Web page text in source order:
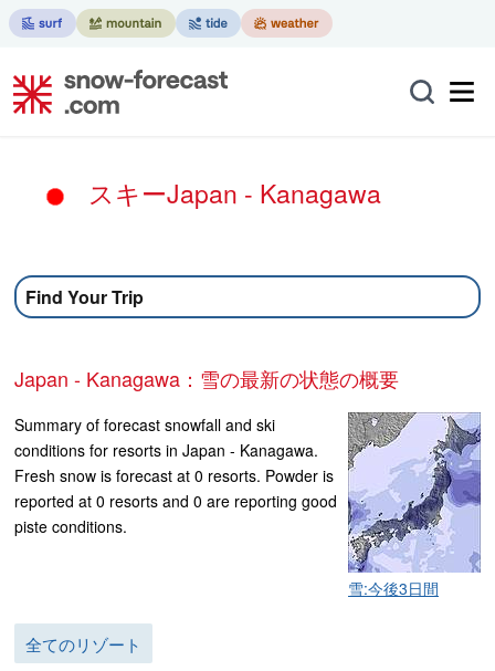
スキーJapan - Kanagawa
Find Your Trip
Japan - Kanagawa：雪の最新の状態の概要
雪:今後3日間
Summary of forecast snowfall and ski
conditions for resorts in Japan - Kanagawa.
Fresh snow is forecast at 0 resorts. Powder is
reported at 0 resorts and 0 are reporting good
piste conditions.
全てのリゾート